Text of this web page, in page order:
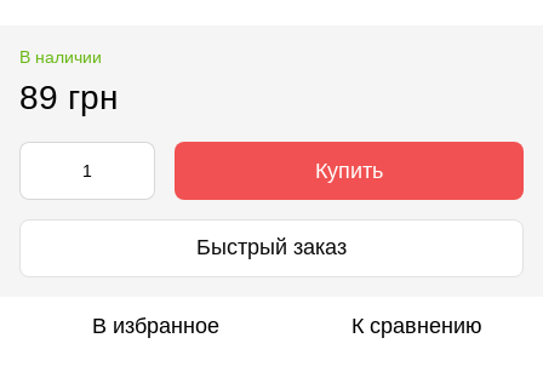
В наличии
89 грн
Купить
Быстрый заказ
В избранное К сравнению